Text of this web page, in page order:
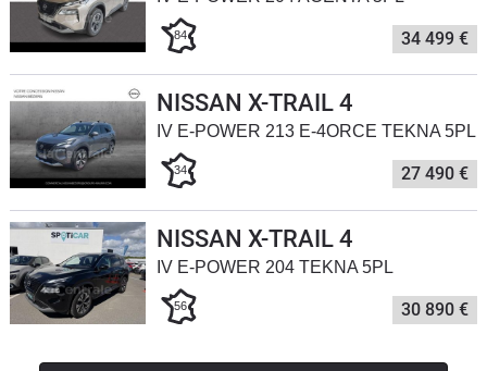
84 34 499 €
NISSAN X-TRAIL 4
IV E-POWER 213 E-4ORCE TEKNA 5PL
34 27 490 €
NISSAN X-TRAIL 4
IV E-POWER 204 TEKNA 5PL
56 30 890 €